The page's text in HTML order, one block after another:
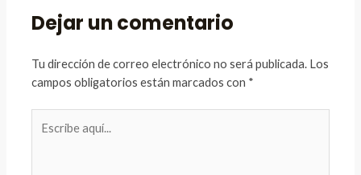
Dejar un comentario
Tu dirección de correo electrónico no será publicada. Los
campos obligatorios están marcados con *
aquí...